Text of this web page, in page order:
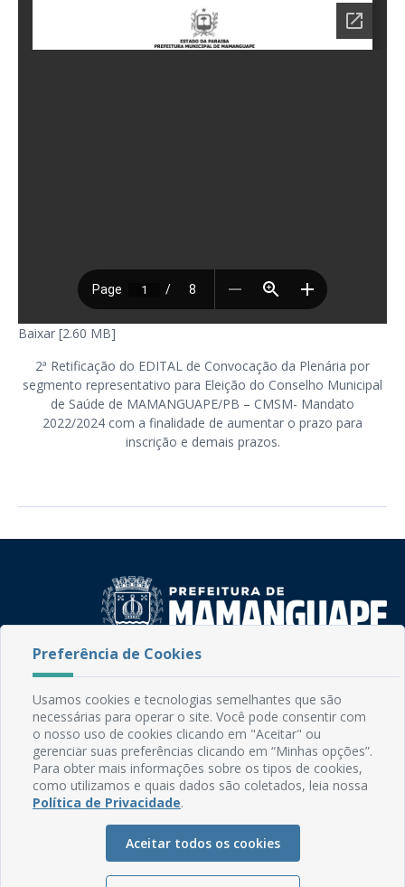
Baixar [2.60 MB]
2ª Retificação do EDITAL de Convocação da Plenária por
segmento representativo para Eleição do Conselho Municipal
de Saúde de MAMANGUAPE/PB – CMSM- Mandato
2022/2024 com a finalidade de aumentar o prazo para
inscrição e demais prazos.
CEP: 58.280-000 - Mamanguape/PB
Fone: (83) 3292-2246
Email: comunicacao@mamanguape.pb.gov.br
Expediente: Segunda à Sexta, das 08h às 13h
Mapa do Site
Manual de Navegação
Preferência de Cookies
Usamos cookies e tecnologias semelhantes que são
necessárias para operar o site. Você pode consentir com
o nosso uso de cookies clicando em "Aceitar" ou
gerenciar suas preferências clicando em “Minhas opções”.
Para obter mais informações sobre os tipos de cookies,
como utilizamos e quais dados são coletados, leia nossa
Política de Privacidade.
Aceitar todos os cookies